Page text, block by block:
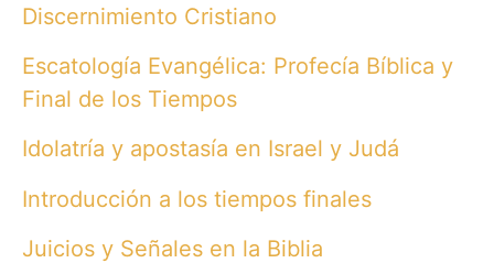
Discernimiento Cristiano
Escatología Evangélica: Profecía Bíblica y
Final de los Tiempos
Idolatría y apostasía en Israel y Judá
Introducción a los tiempos finales
Juicios y Señales en la Biblia